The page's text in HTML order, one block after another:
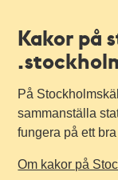
Kakor på
På
sammanställa
fungera på ett
Om kakor på